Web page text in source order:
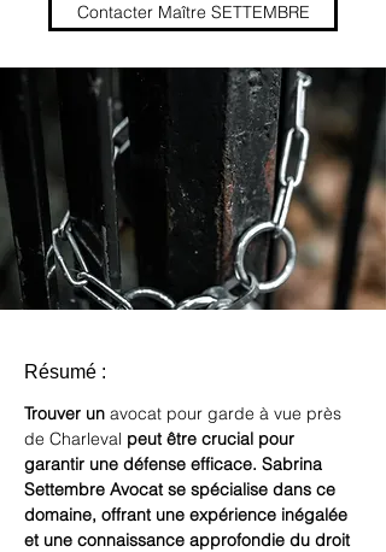
Contacter Maître SETTEMBRE
Résumé :
Trouver un avocat pour garde à vue près
de Charleval peut être crucial pour
garantir une défense efficace. Sabrina
Settembre Avocat se spécialise dans ce
domaine, offrant une expérience inégalée
et une connaissance approfondie du droit